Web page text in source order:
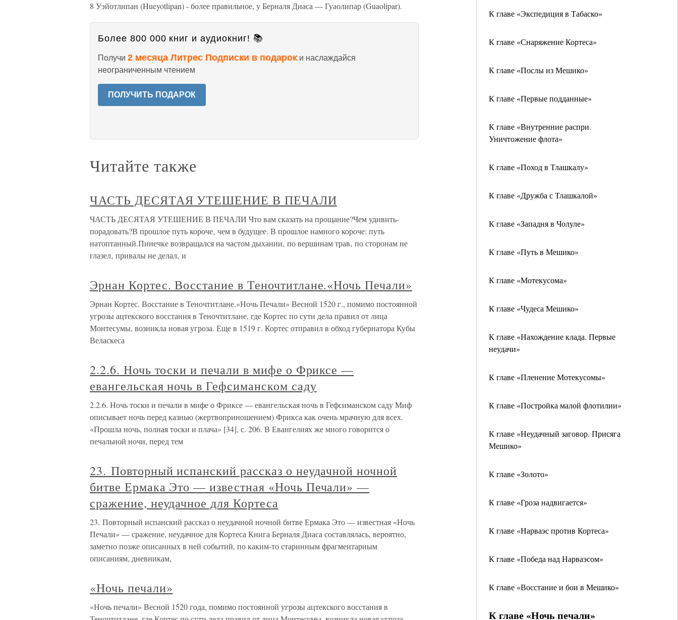
К главе «Экспедиция в Табаско»
К главе «Снаряжение Кортеса»
К главе «Послы из Мешико»
К главе «Первые подданные»
К главе «Внутренние распри.
Уничтожение флота»
К главе «Поход в Тлашкалу»
К главе «Дружба с Тлашкалой»
К главе «Западня в Чолуле»
К главе «Путь в Мешико»
К главе «Мотекусома»
К главе «Чудеса Мешико»
К главе «Нахождение клада. Первые
неудачи»
К главе «Пленение Мотекусомы»
К главе «Постройка малой флотилии»
К главе «Неудачный заговор. Присяга
Мешико»
К главе «Золото»
К главе «Гроза надвигается»
К главе «Нарваэс против Кортеса»
К главе «Победа над Нарваэсом»
К главе «Восстание и бои в Мешико»
К главе «Ночь печали»
8 Уэйотлипан (Hueyotlipan) - более правильное, у Берналя Диаса — Гуаолипар (Guaolipar).
Более 800 000 книг и аудиокниг! 📚
Получи 2 месяца Литрес Подписки в подарок и наслаждайся
неограниченным чтением
ПОЛУЧИТЬ ПОДАРОК
Читайте также
ЧАСТЬ ДЕСЯТАЯ УТЕШЕНИЕ В ПЕЧАЛИ
ЧАСТЬ ДЕСЯТАЯ УТЕШЕНИЕ В ПЕЧАЛИ Что вам сказать на прощание?Чем удивить-
порадовать?В прошлое путь короче‚ чем в будущее. В прошлое намного короче: путь
натоптанный.Пинечке возвращался на частом дыхании‚ по вершинам трав‚ по сторонам не
глазел‚ привалы не делал‚ и
Эрнан Кортес. Восстание в Теночтитлане.«Ночь Печали»
Эрнан Кортес. Восстание в Теночтитлане.«Ночь Печали» Весной 1520 г., помимо постоянной
угрозы ацтекского восстания в Теночтитлане, где Кортес по сути дела правил от лица
Монтесумы, возникла новая угроза. Еще в 1519 г. Кортес отправил в обход губернатора Кубы
Веласкеса
2.2.6. Ночь тоски и печали в мифе о Фриксе —
евангельская ночь в Гефсиманском саду
2.2.6. Ночь тоски и печали в мифе о Фриксе — евангельская ночь в Гефсиманском саду Миф
описывает ночь перед казнью (жертвоприношением) Фрикса как очень мрачную для всех.
«Прошла ночь, полная тоски и плача» [34], с. 206. В Евангелиях же много говорится о
печальной ночи, перед тем
23. Повторный испанский рассказ о неудачной ночной
битве Ермака Это — известная «Ночь Печали» —
сражение, неудачное для Кортеса
23. Повторный испанский рассказ о неудачной ночной битве Ермака Это — известная «Ночь
Печали» — сражение, неудачное для Кортеса Книга Берналя Диаса составлялась, вероятно,
заметно позже описанных в ней событий, по каким-то старинным фрагментарным
описаниям, дневникам,
«Ночь печали»
«Ночь печали» Весной 1520 года, помимо постоянной угрозы ацтекского восстания в